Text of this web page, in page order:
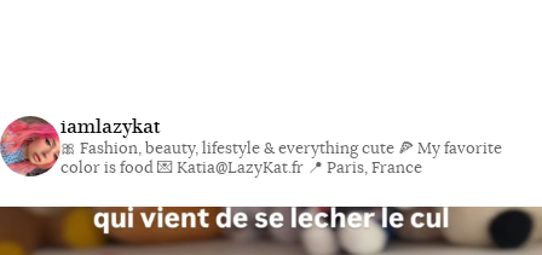
iamlazykat
🎀 Fashion, beauty, lifestyle & everything cute 🍕 My favorite
color is food💌 Katia@LazyKat.fr 📍 Paris, France